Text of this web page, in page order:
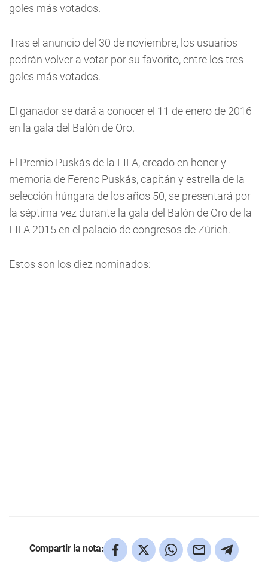
goles más votados.
Tras el anuncio del 30 de noviembre, los usuarios
podrán volver a votar por su favorito, entre los tres
goles más votados.
El ganador se dará a conocer el 11 de enero de 2016
en la gala del Balón de Oro.
El Premio Puskás de la FIFA, creado en honor y
memoria de Ferenc Puskás, capitán y estrella de la
selección húngara de los años 50, se presentará por
la séptima vez durante la gala del Balón de Oro de la
FIFA 2015 en el palacio de congresos de Zúrich.
Estos son los diez nominados:
Compartir la nota: